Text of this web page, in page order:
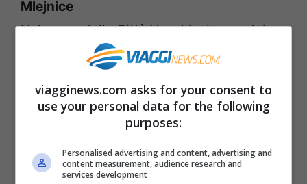
Mlejnice
Nel cuore della Città Vecchia, in uno dei
tanti vicoli, si trova il ristorante Mlejnice
locale, molto amato dai praghesi, vi
accoglie con pavimenti in legno, travi a
vista e attrezzi agricoli del passato. Con
queste premesse di autentica tradizione i
viagginews.com asks for your consent to
use your personal data for the following
purposes:
Personalised advertising and content, advertising and
content measurement, audience research and
services development